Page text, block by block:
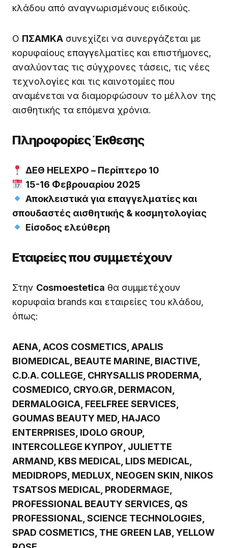
κλάδου από αναγνωρισμένους ειδικούς.
Ο ΠΣΑΜΚΑ συνεχίζει να συνεργάζεται με
κορυφαίους επαγγελματίες και επιστήμονες,
αναλύοντας τις σύγχρονες τάσεις, τις νέες
τεχνολογίες και τις καινοτομίες που
αναμένεται να διαμορφώσουν το μέλλον της
αισθητικής τα επόμενα χρόνια.
Πληροφορίες Έκθεσης
ΔΕΘ HELEXPO – Περίπτερο 10
15-16 Φεβρουαρίου 2025
Αποκλειστικά για επαγγελματίες και
σπουδαστές αισθητικής & κοσμητολογίας
Είσοδος ελεύθερη
Εταιρείες που συμμετέχουν
Στην Cosmoestetica θα συμμετέχουν
κορυφαία brands και εταιρείες του κλάδου,
όπως:
AENA, ACOS COSMETICS, APALIS
BIOMEDICAL, BEAUTE MARINE, BIACTIVE,
C.D.A. COLLEGE, CHRYSALLIS PRODERMA,
COSMEDICO, CRYO.GR, DERMACON,
DERMALOGICA, FEELFREE SERVICES,
GOUMAS BEAUTY MED, HAJACO
ENTERPRISES, IDOLO GROUP,
INTERCOLLEGE ΚΥΠΡΟΥ, JULIETTE
ARMAND, KBS MEDICAL, LIDS MEDICAL,
MEDIDROPS, MEDLUX, NEOGEN SKIN, NIKOS
TSATSOS MEDICAL, PRODERMAGE,
PROFESSIONAL BEAUTY SERVICES, QS
PROFESSIONAL, SCIENCE TECHNOLOGIES,
SPAD COSMETICS, THE GREEN LAB, YELLOW